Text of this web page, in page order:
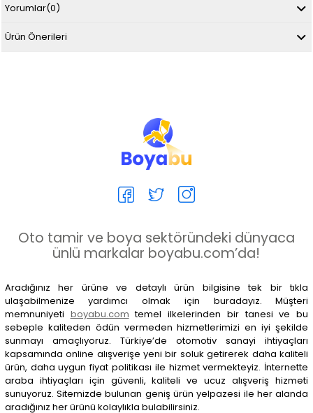
Yorumlar(0)
Ürün Önerileri
Oto tamir ve boya sektöründeki dünyaca
ünlü markalar boyabu.com’da!
Aradığınız her ürüne ve detaylı ürün bilgisine tek bir tıkla
ulaşabilmenize yardımcı olmak için buradayız. Müşteri
memnuniyeti boyabu.com temel ilkelerinden bir tanesi ve bu
sebeple kaliteden ödün vermeden hizmetlerimizi en iyi şekilde
sunmayı amaçlıyoruz. Türkiye’de otomotiv sanayi ihtiyaçları
kapsamında online alışverişe yeni bir soluk getirerek daha kaliteli
ürün, daha uygun fiyat politikası ile hizmet vermekteyiz. İnternette
araba ihtiyaçları için güvenli, kaliteli ve ucuz alışveriş hizmeti
sunuyoruz. Sitemizde bulunan geniş ürün yelpazesi ile her alanda
aradığınız her ürünü kolaylıkla bulabilirsiniz.